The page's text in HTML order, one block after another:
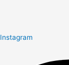
Instagram